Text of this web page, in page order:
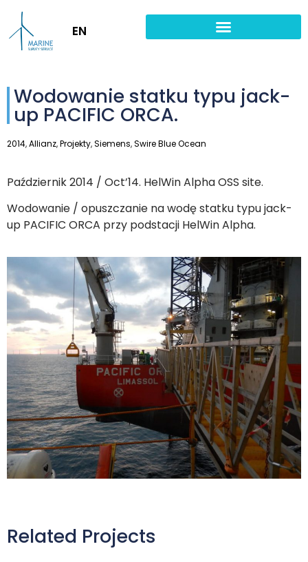
EN
Wodowanie statku typu jack-
up PACIFIC ORCA.
2014,Allianz,Projekty,Siemens,Swire Blue Ocean
Październik 2014 / Oct’14. HelWin Alpha OSS site.
Wodowanie / opuszczanie na wodę statku typu jack-
up PACIFIC ORCA przy podstacji HelWin Alpha.
Related Projects